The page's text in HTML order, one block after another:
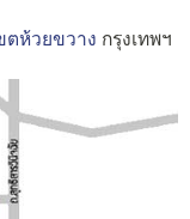
ตห้วยขวาง กรุงเทพฯ